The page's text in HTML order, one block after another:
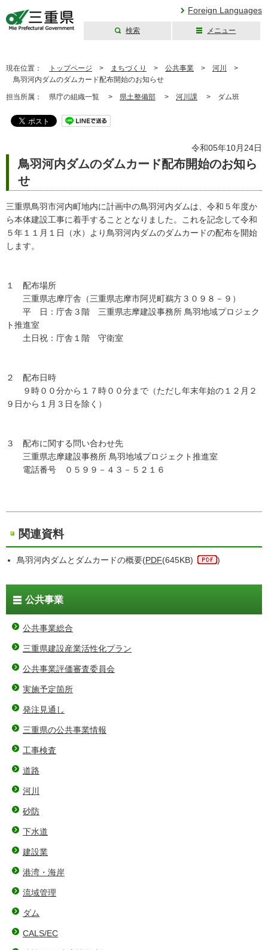
Foreign Languages
検索 メニュー
現在位置： トップページ > まちづくり > 公共事業 > 河川
>
鳥羽河内ダムのダムカード配布開始のお知らせ
担当所属： 県庁の組織一覧 > 県土整備部 > 河川課 > ダム班
令和05年10月24日
鳥羽河内ダムのダムカード配布開始のお知ら
せ
三重県鳥羽市河内町地内に計画中の鳥羽河内ダムは、令和５年度か
ら本体建設工事に着手することとなりました。これを記念して令和
５年１１月１日（水）より鳥羽河内ダムのダムカードの配布を開始
します。
１ 配布場所
三重県志摩庁舎（三重県志摩市阿児町鵜方３０９８－９）
平 日：庁舎３階 三重県志摩建設事務所 鳥羽地域プロジェク
ト推進室
土日祝：庁舎１階 守衛室
２ 配布日時
９時００分から１７時００分まで（ただし年末年始の１２月２
９日から１月３日を除く）
３ 配布に関する問い合わせ先
三重県志摩建設事務所 鳥羽地域プロジェクト推進室
電話番号 ０５９９－４３－５２１６
関連資料
鳥羽河内ダムとダムカードの概要(PDF(645KB) )
公共事業
公共事業総合
三重県建設産業活性化プラン
公共事業評価審査委員会
実施予定箇所
発注見通し
三重県の公共事業情報
工事検査
道路
河川
砂防
下水道
建設業
港湾・海岸
流域管理
ダム
CALS/EC